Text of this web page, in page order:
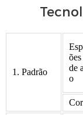
1. Padrão
de
o
Cor